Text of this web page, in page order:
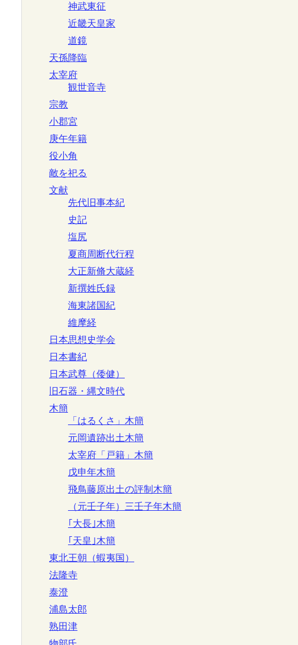
神武東征
近畿天皇家
道鏡
天孫降臨
太宰府
観世音寺
宗教
小郡宮
庚午年籍
役小角
敵を祀る
文献
先代旧事本紀
史記
塩尻
夏商周断代行程
大正新脩大蔵経
新撰姓氏録
海東諸国紀
維摩経
日本思想史学会
日本書紀
日本武尊（倭健）
旧石器・縄文時代
木簡
「はるくさ」木簡
元岡遺跡出土木簡
太宰府「戸籍」木簡
戊申年木簡
飛鳥藤原出土の評制木簡
（元壬子年）三壬子年木簡
｢大長｣木簡
｢天皇｣木簡
東北王朝（蝦夷国）
法隆寺
泰澄
浦島太郎
熟田津